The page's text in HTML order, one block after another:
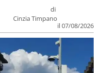
di
Cinzia Timpano
il 07/08/2026